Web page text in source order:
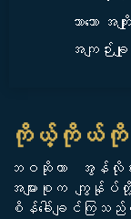
သာသော အကျိုး
အကျဉ်းခ
ကိုယ့်ကိုယ်ကိုယ်
ဘဝဆိုတာ အွန်လိုင်
အများစုက ကျွ
စိန်ခေါ်ချင်ကြသ